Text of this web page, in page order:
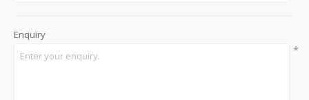
Enquiry
*